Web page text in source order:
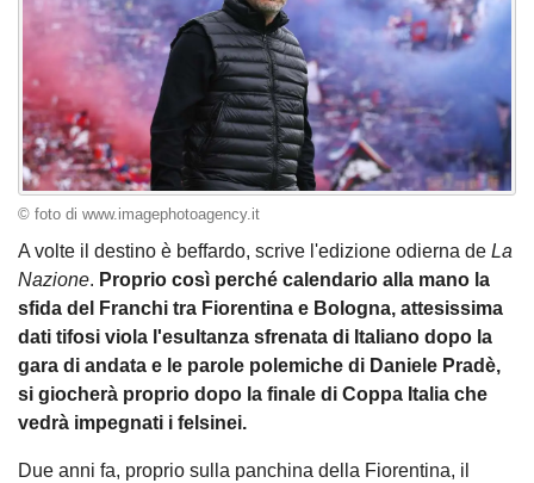
© foto di www.imagephotoagency.it
A volte il destino è beffardo, scrive l'edizione odierna de La
Nazione. Proprio così perché calendario alla mano la
sfida del Franchi tra Fiorentina e Bologna, attesissima
dati tifosi viola l'esultanza sfrenata di Italiano dopo la
gara di andata e le parole polemiche di Daniele Pradè,
si giocherà proprio dopo la finale di Coppa Italia che
vedrà impegnati i felsinei.
Due anni fa, proprio sulla panchina della Fiorentina, il